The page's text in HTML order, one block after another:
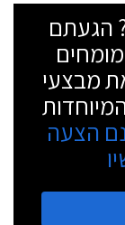
הגעתם
מבצעי
הצעה